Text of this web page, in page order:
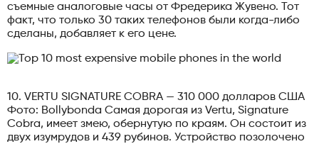
съемные аналоговые часы от Фредерика Жувено. Тот
факт, что только 30 таких телефонов были когда-либо
сделаны, добавляет к его цене.
10. VERTU SIGNATURE COBRA — 310 000 долларов США
Фото: Bollybonda Самая дорогая из Vertu, Signature
Cobra, имеет змею, обернутую по краям. Он состоит из
двух изумрудов и 439 рубинов. Устройство позолочено